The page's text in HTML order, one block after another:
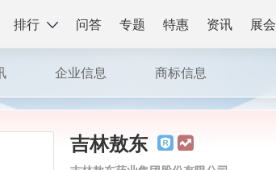
排行 问答 专题 特惠 资讯 展会
吉林敖东
企业信息 商标信息